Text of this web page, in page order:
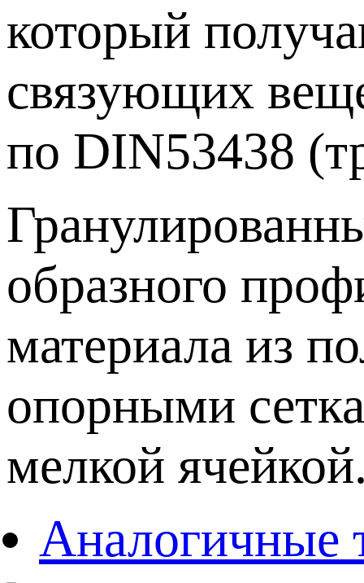
который
связующих
по DIN53438
образного
материала из
опорными
мелкой
Аналогичные